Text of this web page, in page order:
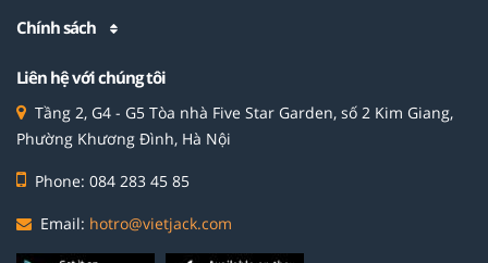
Chính sách
Liên hệ với chúng tôi
Tầng 2, G4 - G5 Tòa nhà Five Star Garden, số 2 Kim Giang,
Phường Khương Đình, Hà Nội
Phone: 084 283 45 85
Email: hotro@vietjack.com